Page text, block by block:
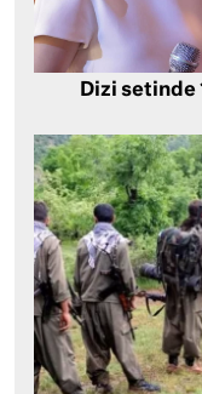
Dizi setinde